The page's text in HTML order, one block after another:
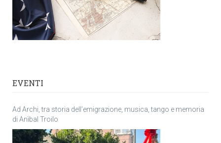
EVENTI
Ad Archi, tra storia dell’emigrazione, musica, tango e memoria
di Anìbal Troilo